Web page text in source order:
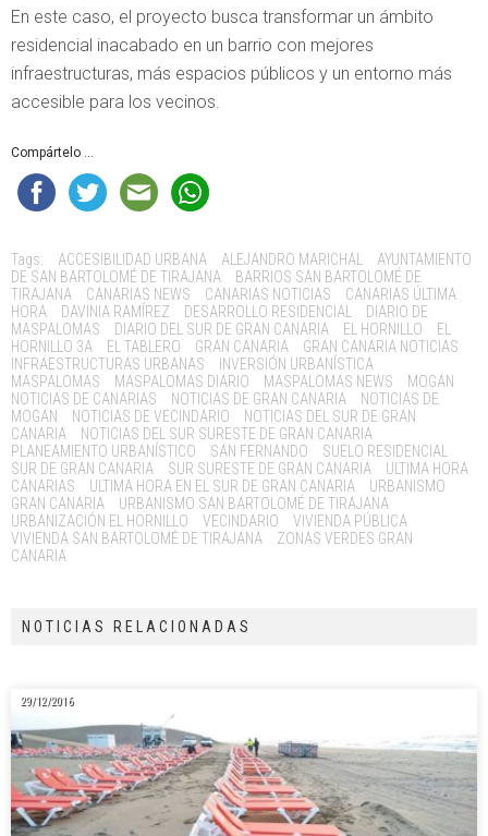
En este caso, el proyecto busca transformar un ámbito
residencial inacabado en un barrio con mejores
infraestructuras, más espacios públicos y un entorno más
accesible para los vecinos.
Compártelo ...
Tags: ACCESIBILIDAD URBANA ALEJANDRO MARICHAL
AYUNTAMIENTO
DE SAN BARTOLOMÉ DE TIRAJANA
BARRIOS SAN BARTOLOMÉ DE
TIRAJANA
CANARIAS NEWS CANARIAS NOTICIAS
CANARIAS ÚLTIMA
HORA
DAVINIA RAMÍREZ DESARROLLO RESIDENCIAL
DIARIO DE
MASPALOMAS
DIARIO DEL SUR DE GRAN CANARIA EL HORNILLO
EL
HORNILLO 3A
EL TABLERO GRAN CANARIA
GRAN CANARIA NOTICIAS
INFRAESTRUCTURAS URBANAS
INVERSIÓN URBANÍSTICA
MASPALOMAS
MASPALOMAS DIARIO MASPALOMAS NEWS
MOGAN
NOTICIAS DE CANARIAS
NOTICIAS DE GRAN CANARIA
NOTICIAS DE
MOGAN
NOTICIAS DE VECINDARIO
NOTICIAS DEL SUR DE GRAN
CANARIA
NOTICIAS DEL SUR SURESTE DE GRAN CANARIA
PLANEAMIENTO URBANÍSTICO
SAN FERNANDO
SUELO RESIDENCIAL
SUR DE GRAN CANARIA
SUR SURESTE DE GRAN CANARIA
ULTIMA HORA
CANARIAS
ULTIMA HORA EN EL SUR DE GRAN CANARIA
URBANISMO
GRAN CANARIA
URBANISMO SAN BARTOLOMÉ DE TIRAJANA
URBANIZACIÓN EL HORNILLO
VECINDARIO
VIVIENDA PÚBLICA
VIVIENDA SAN BARTOLOMÉ DE TIRAJANA
ZONAS VERDES GRAN
CANARIA
NOTICIAS RELACIONADAS
29/12/2016